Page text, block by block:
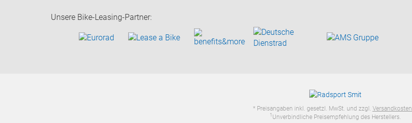
Unsere Bike-Leasing-Partner:
* Preisangaben inkl. gesetzl. MwSt. und zzgl. Versandkosten
1 Unverbindliche Preisempfehlung des Herstellers.